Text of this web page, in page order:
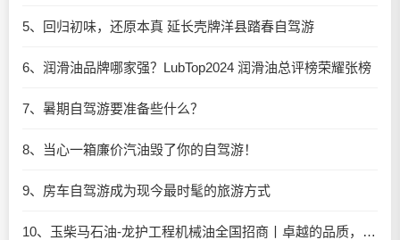
5、回归初味，还原本真 延长壳牌洋县踏春自驾游
6、润滑油品牌哪家强？LubTop2024 润滑油总评榜荣耀张榜
7、暑期自驾游要准备些什么？
8、当心一箱廉价汽油毁了你的自驾游！
9、房车自驾游成为现今最时髦的旅游方式
10、玉柴马石油-龙护工程机械油全国招商丨卓越的品质，专业的品牌！